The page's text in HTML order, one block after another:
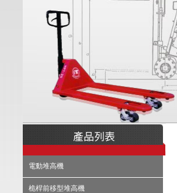
電動堆高機
桅桿前移型堆高機